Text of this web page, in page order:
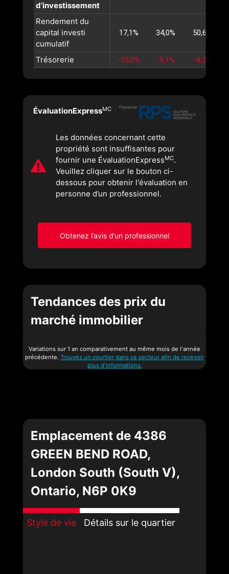
d’investissement
Rendement du
capital investi
cumulatif
17,1% 34,0% 50,6%
Trésorerie -10,0% -9,1% -8,2%
ÉvaluationExpressMC
Les données concernant cette
propriété sont insuffisantes pour
fournir une ÉvaluationExpressMC.
Veuillez cliquer sur le bouton ci-
dessous pour obtenir l'évaluation en
personne d’un professionnel.
Obtenez l’avis d’un professionnel
Tendances des prix du
marché immobilier
Variations sur 1 an comparativement au même mois de l'année
précédente. Trouvez un courtier dans ce secteur afin de recevoir
plus d'informations.
Emplacement de 4386
GREEN BEND ROAD,
London South (South V),
Ontario, N6P 0K9
Style de vie Détails sur le quartier